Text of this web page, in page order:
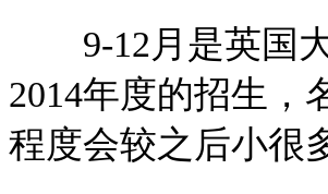
9-12月是英国大
2014年度的招生，
程度会较之后小很